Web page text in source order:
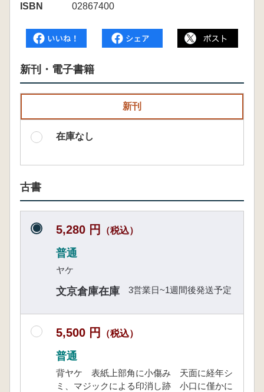
ISBN
02867400
新刊・電子書籍
新刊
在庫なし
古書
5,280 円 （税込）
普通
ヤケ
文京倉庫在庫 3営業日~1週間後発送予定
5,500 円 （税込）
普通
背ヤケ 表紙上部角に小傷み 天面に経年シ
ミ、マジックによる印消し跡 小口に僅かに